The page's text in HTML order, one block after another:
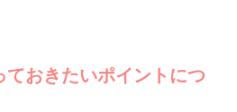
おきたいポイントにつ